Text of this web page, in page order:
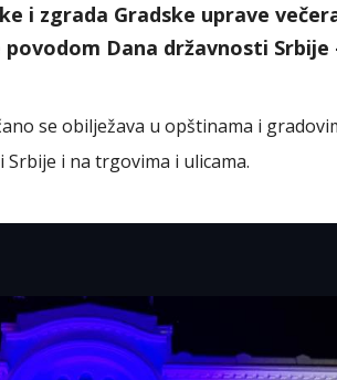
i zgrada Gradske uprave
Dana državnosti Srbije
se obilježava u opštinama i
Srbije i na trgovima i ulicama.